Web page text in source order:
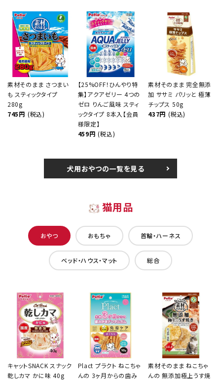
素材そのまま さつまい
も スティックタイプ
280g
745円 (税込)
【25%OFF！ひんやり特
集】アクアゼリー 4つの
ゼロ りんご風味 スティ
ックタイプ 8本入【会員
様限定】
459円 (税込)
素材そのまま 完全無添
加 ササミ パリッと 極薄
チップス 50g
437円 (税込)
犬用おやつの一覧を見る
猫用品
おやつ おもちゃ 首輪・ハーネス
ベッド・ハウス・マット 総合
キャットSNACK スナック
乾しカマ かに味 40g
Plact プラクト ねこちゃ
んの 3ヶ月からの歯み
素材そのまま ねこちゃ
んの 無添加極上うす焼